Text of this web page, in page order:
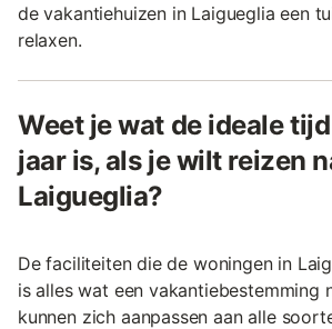
de vakantiehuizen in Laigueglia een
relaxen.
Weet je wat de ideale
jaar is, als je wilt reizen
Laigueglia?
De faciliteiten die de woningen in
is alles wat een vakantiebestemming
kunnen zich aanpassen aan alle